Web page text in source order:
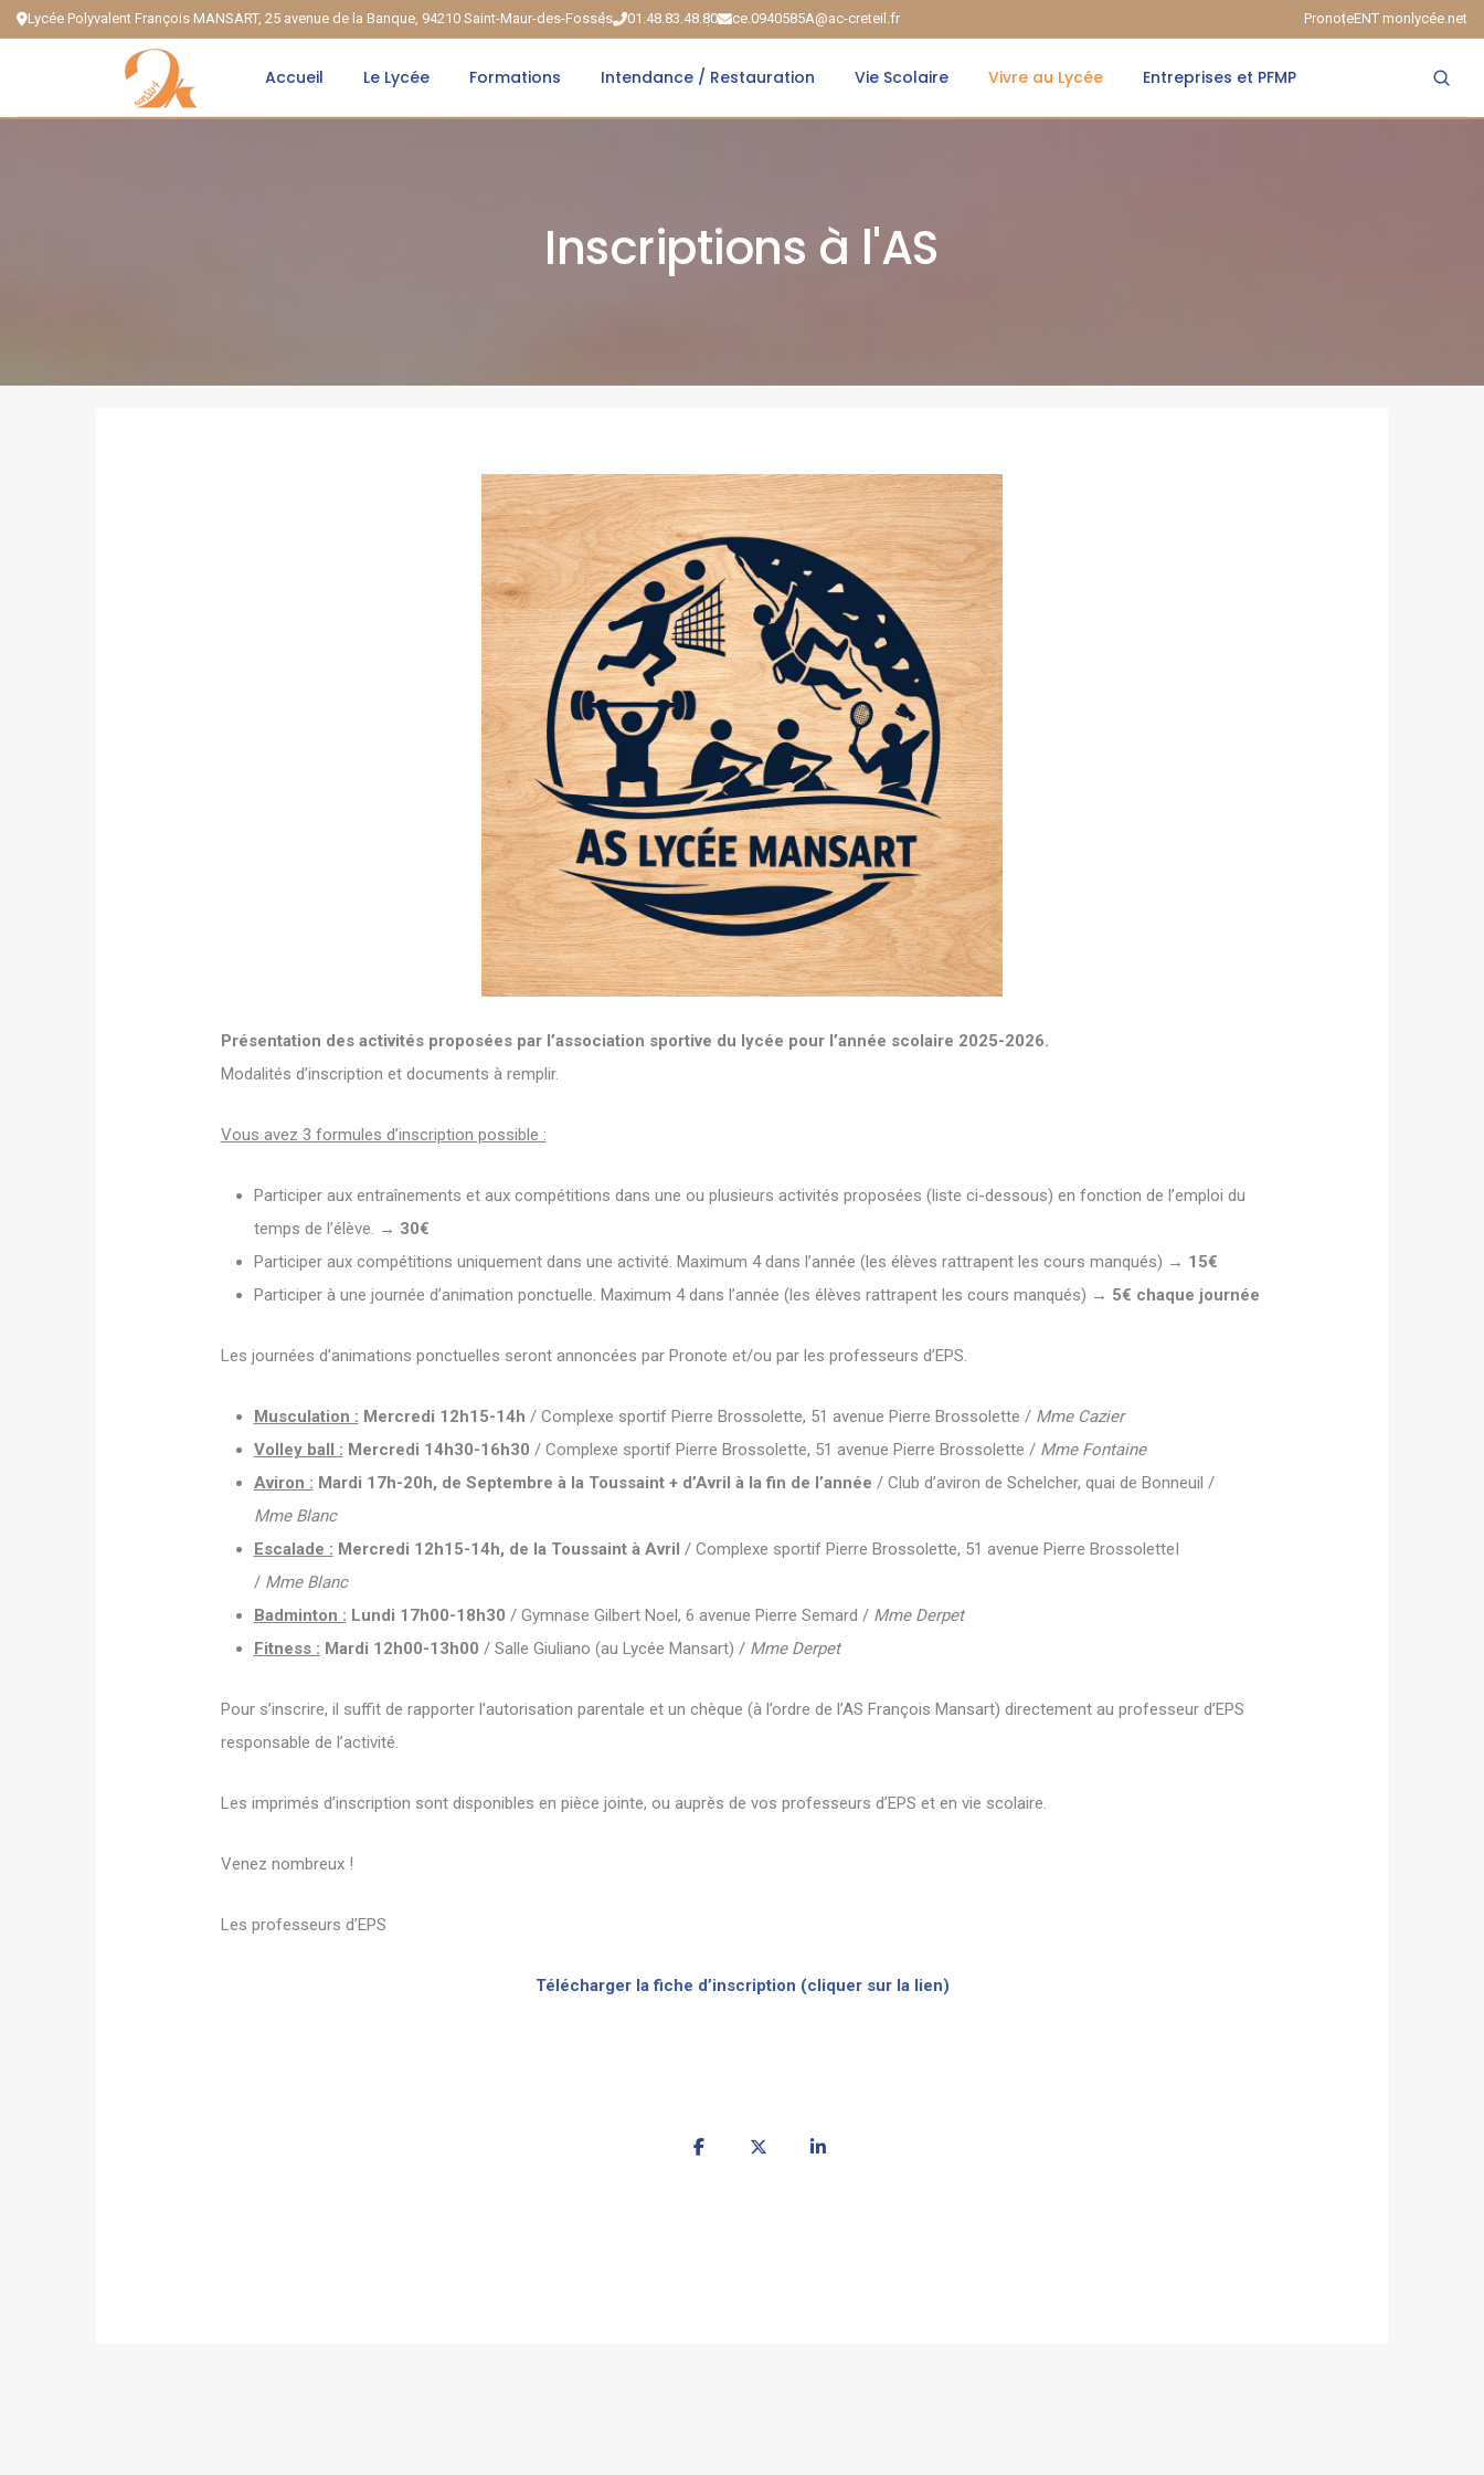
Lycée Polyvalent François MANSART, 25 avenue de la Banque, 94210 Saint-Maur-des-Fossés 01.48.83.48.80 ce.0940585A@ac-creteil.fr PronoteENT monlycée.net
Accueil Le Lycée Formations Intendance / Restauration Vie Scolaire Vivre au Lycée Entreprises et PFMP
Inscriptions à l'AS
Présentation des activités proposées par l’association sportive du lycée pour l’année scolaire 2025-2026.
Modalités d’inscription et documents à remplir.
Vous avez 3 formules d’inscription possible :
Participer aux entraînements et aux compétitions dans une ou plusieurs activités proposées (liste ci-dessous) en fonction de l’emploi du
temps de l’élève.
→ 30€
Participer aux compétitions uniquement dans une activité. Maximum 4 dans l’année (les élèves rattrapent les cours manqués) → 15€
Participer à une journée d’animation ponctuelle. Maximum 4 dans l’année (les élèves rattrapent les cours manqués) → 5€ chaque journée
Les journées d’animations ponctuelles seront annoncées par Pronote et/ou par les professeurs d’EPS.
Musculation : Mercredi 12h15-14h / Complexe sportif Pierre Brossolette, 51 avenue Pierre Brossolette / Mme Cazier
Volley ball : Mercredi 14h30-16h30 / Complexe sportif Pierre Brossolette, 51 avenue Pierre Brossolette / Mme Fontaine
Aviron : Mardi 17h-20h, de Septembre à la Toussaint + d’Avril à la fin de l’année / Club d’aviron de Schelcher, quai de Bonneuil /
Mme Blanc
Escalade : Mercredi 12h15-14h, de la Toussaint à Avril / Complexe sportif Pierre Brossolette, 51 avenue Pierre BrossoletteI
/ MmeBlanc
Badminton : Lundi 17h00-18h30 / Gymnase Gilbert Noel, 6 avenue Pierre Semard / Mme Derpet
Fitness : Mardi 12h00-13h00 / Salle Giuliano (au Lycée Mansart) / Mme Derpet
Pour s’inscrire, il suffit de rapporter l’autorisation parentale et un chèque (à l’ordre de l’AS François Mansart) directement au professeur d’EPS
responsable de l’activité.
Les imprimés d’inscription sont disponibles en pièce jointe, ou auprès de vos professeurs d’EPS et en vie scolaire.
Venez nombreux !
Les professeurs d’EPS
Télécharger la fiche d’inscription (cliquer sur la lien)